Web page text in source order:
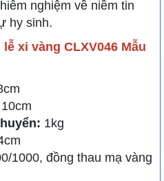
nghiệm về niềm tin
hy sinh.
lễ xi vàng CLXV046 Mẫu
10cm
1kg
1000, đồng thau mạ vàng